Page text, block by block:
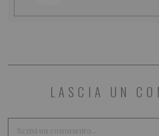
LASCIA UN